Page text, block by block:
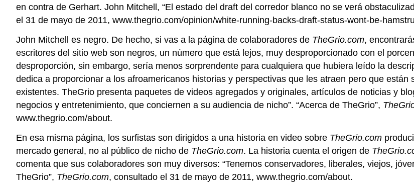
en contra de Gerhart. John Mitchell, “El estado del draft del corredor blanco no se verá
el 31 de mayo de 2011, www.thegrio.com/opinion/white-running-backs-draft-status-wont-be-
John Mitchell es negro. De hecho, si vas a la página de colaboradores de TheGrio.com,
escritores del sitio web son negros, un número que está lejos, muy desproporcionado con el
desproporción, sin embargo, sería menos sorprendente para cualquiera que hubiera leído la
dedica a proporcionar a los afroamericanos historias y perspectivas que les atraen pero que
existentes. TheGrio presenta paquetes de videos agregados y originales, artículos de noticias y
negocios y entretenimiento, que conciernen a su audiencia de nicho”. “Acerca de TheGrio”,
www.thegrio.com/about.
En esa misma página, los surfistas son dirigidos a una historia en video sobre TheGrio.com
mercado general, no al público de nicho de TheGrio.com. La historia cuenta el origen de
comenta que sus colaboradores son muy diversos: “Tenemos conservadores, liberales, viejos,
TheGrio”, TheGrio.com, consultado el 31 de mayo de 2011, www.thegrio.com/about.